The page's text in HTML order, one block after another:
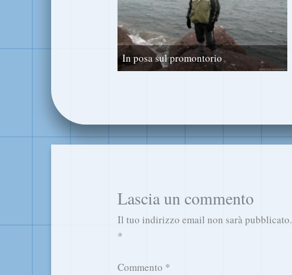
In posa sul promontorio
Lascia un commento
Il tuo indirizzo email non sarà pubblicato.
*
Commento *